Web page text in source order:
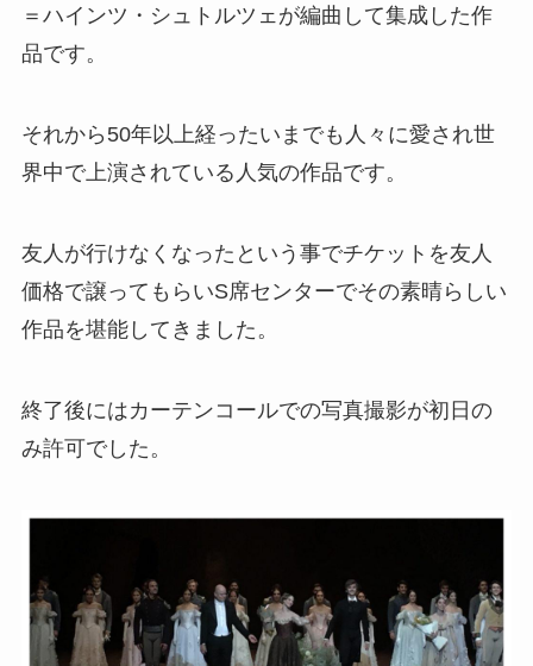
＝ハインツ・シュトルツェが編曲して集成した作
品です。
それから50年以上経ったいまでも人々に愛され世
界中で上演されている人気の作品です。
友人が行けなくなったという事でチケットを友人
価格で譲ってもらいS席センターでその素晴らしい
作品を堪能してきました。
終了後にはカーテンコールでの写真撮影が初日の
み許可でした。